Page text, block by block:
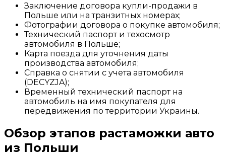
Заключение договора купли-продажи в
Польше или на транзитных номерах;
Фотографии договора о покупке автомобиля;
Технический паспорт и техосмотр
автомобиля в Польше;
Карта поезда для уточнения даты
производства автомобиля;
Справка о снятии с учета автомобиля
(DECYZJA);
Временный технический паспорт на
автомобиль на имя покупателя для
передвижения по территории Украины.
Обзор этапов растаможки авто
из Польши